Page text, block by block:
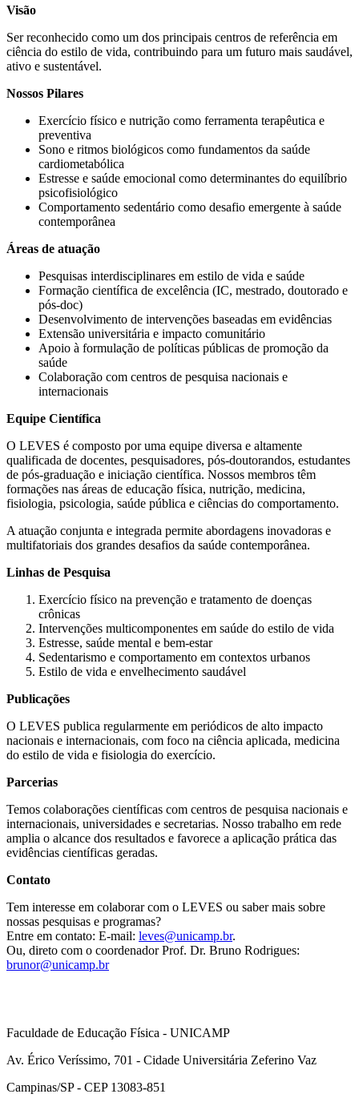
Visão
Ser reconhecido como um dos principais centros de referência em
ciência do estilo de vida, contribuindo para um futuro mais saudável,
ativo e sustentável.
Nossos Pilares
Exercício físico e nutrição como ferramenta terapêutica e
preventiva
Sono e ritmos biológicos como fundamentos da saúde
cardiometabólica
Estresse e saúde emocional como determinantes do equilíbrio
psicofisiológico
Comportamento sedentário como desafio emergente à saúde
contemporânea
Áreas de atuação
Pesquisas interdisciplinares em estilo de vida e saúde
Formação científica de excelência (IC, mestrado, doutorado e
pós-doc)
Desenvolvimento de intervenções baseadas em evidências
Extensão universitária e impacto comunitário
Apoio à formulação de políticas públicas de promoção da
saúde
Colaboração com centros de pesquisa nacionais e
internacionais
Equipe Científica
O LEVES é composto por uma equipe diversa e altamente
qualificada de docentes, pesquisadores, pós-doutorandos, estudantes
de pós-graduação e iniciação científica. Nossos membros têm
formações nas áreas de educação física, nutrição, medicina,
fisiologia, psicologia, saúde pública e ciências do comportamento.
A atuação conjunta e integrada permite abordagens inovadoras e
multifatoriais dos grandes desafios da saúde contemporânea.
Linhas de Pesquisa
Exercício físico na prevenção e tratamento de doenças
crônicas
Intervenções multicomponentes em saúde do estilo de vida
Estresse, saúde mental e bem-estar
Sedentarismo e comportamento em contextos urbanos
Estilo de vida e envelhecimento saudável
Publicações
O LEVES publica regularmente em periódicos de alto impacto
nacionais e internacionais, com foco na ciência aplicada, medicina
do estilo de vida e fisiologia do exercício.
Parcerias
Temos colaborações científicas com centros de pesquisa nacionais e
internacionais, universidades e secretarias. Nosso trabalho em rede
amplia o alcance dos resultados e favorece a aplicação prática das
evidências científicas geradas.
Contato
Tem interesse em colaborar com o LEVES ou saber mais sobre
nossas pesquisas e programas?
Entre em contato: E-mail: leves@unicamp.br.
Ou, direto com o coordenador Prof. Dr. Bruno Rodrigues:
brunor@unicamp.br
Faculdade de Educação Física - UNICAMP
Av. Érico Veríssimo, 701 - Cidade Universitária Zeferino Vaz
Campinas/SP - CEP 13083-851